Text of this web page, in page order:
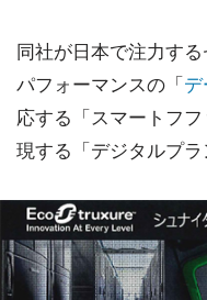
同社が日本で注力す
パフォーマンスの「
応する「スマートフ
現する「デジタルプラ